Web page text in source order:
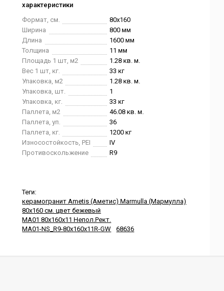
характеристики
Формат, см.
80x160
Ширина
800 мм
Длина
1600 мм
Толщина
11 мм
Площадь 1 шт, м2
1.28 кв. м.
Вес 1 шт, кг.
33 кг
Упаковка, м2
1.28 кв. м.
Упаковка, шт.
1
Упаковка, кг.
33 кг
Паллета, м2
46.08 кв. м.
Паллета, уп.
36
Паллета, кг.
1200 кг
Износостойкость, PEI
IV
Противоскольжение
R9
Теги:
керамогранит Ametis (Аметис) Marmulla (Мармулла)
80x160 см. цвет бежевый
MA01 80x160x11 Непол.Рект.
MA01-NS_R9-80x160x11R-GW
68636